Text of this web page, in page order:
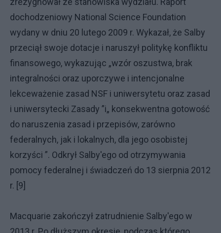
dochodzeniowy National Science Foundation
wydany w dniu 20 lutego 2009 r. Wykazał, że Salby
przeciął swoje dotacje i naruszył politykę konfliktu
finansowego, wykazując „wzór oszustwa, brak
integralności oraz uporczywe i intencjonalne
lekceważenie zasad NSF i uniwersytetu oraz zasad
i uniwersytecki Zasady ”i„ konsekwentna gotowość
do naruszenia zasad i przepisów, zarówno
federalnych, jak i lokalnych, dla jego osobistej
korzyści ”. Odkrył Salby'ego od otrzymywania
pomocy federalnej i świadczeń do 13 sierpnia 2012
r. [9]
Macquarie zakończył zatrudnienie Salby'ego w